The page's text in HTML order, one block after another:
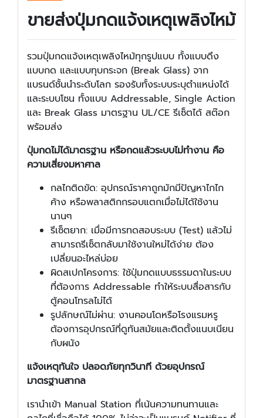
ขายส่งปุ่มกดแจ้งเหตุเพลิงไหม้
รวมปุ่มกดแจ้งเหตุเพลิงไหม้ทุกรูปแบบ ทั้งแบบดึง
แบบกด และแบบทุบกระจก (Break Glass) จาก
แบรนด์ชั้นนำระดับโลก รองรับทั้งระบบระบุตำแหน่งได้
และระบบโซน ทั้งแบบ Addressable, Single Action
และ Break Glass มาตรฐาน UL/CE รีเซ็ตได้ สต๊อก
พร้อมส่ง
ปุ่มกดไม่ได้มาตรฐาน หรือกดแล้วระบบไม่ทำงาน คือ
ความเสี่ยงมหาศาล
กลไกติดขัด: อุปกรณ์ราคาถูกมักมีปัญหาไกไก
ค้าง หรือพลาสติกกรอบแตกเมื่อไม่ได้ใช้งาน
นานๆ
รีเซ็ตยาก: เมื่อมีการทดสอบระบบ (Test) แล้วไม่
สามารถรีเซ็ตกลับมาใช้งานใหม่ได้ง่าย ต้อง
เปลี่ยนอะไหล่บ่อย
ผิดสเปกโครงการ: ใช้ปุ่มกดแบบธรรมดาในระบบ
ที่ต้องการ Addressable ทำให้ระบบสื่อสารกับ
ตู้คอนโทรลไม่ได้
รูปลักษณ์ไม่ผ่าน: งานคอนโดหรือโรงแรมหรู
ต้องการอุปกรณ์ที่ดูทันสมัยและติดตั้งแนบเนียน
กับผนัง
แจ้งเหตุทันใจ ปลอดภัยทุกวินาที ด้วยอุปกรณ์
มาตรฐานสากล
เรานำเข้า Manual Station ที่เน้นความทนทานและ